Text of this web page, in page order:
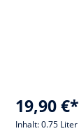
19,90 €*
Inhalt:0.75 Liter